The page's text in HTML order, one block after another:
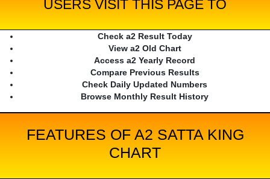
USERS VISIT THIS PAGE TO
Check a2 Result Today
View a2 Old Chart
Access a2 Yearly Record
Compare Previous Results
Check Daily Updated Numbers
Browse Monthly Result History
FEATURES OF A2 SATTA KING
CHART